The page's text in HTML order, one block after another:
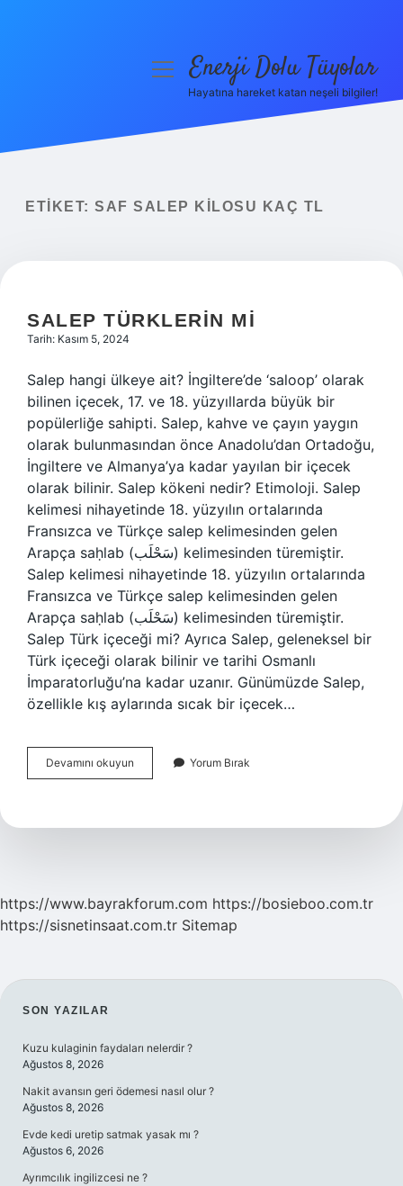
Yasal Uyarı
menüyüEnerji Dolu Tüyolar
Hayatına hareket katan neşeli bilgiler!
ETIKET: SAF SALEP KILOSU KAÇ TL
SALEP TÜRKLERIN MI
Tarih: Kasım 5, 2024
Salep hangi ülkeye ait? İngiltere’de ‘saloop’ olarak
bilinen içecek, 17. ve 18. yüzyıllarda büyük bir
popülerliğe sahipti. Salep, kahve ve çayın yaygın
olarak bulunmasından önce Anadolu’dan Ortadoğu,
İngiltere ve Almanya’ya kadar yayılan bir içecek
olarak bilinir. Salep kökeni nedir? Etimoloji. Salep
kelimesi nihayetinde 18. yüzyılın ortalarında
Fransızca ve Türkçe salep kelimesinden gelen
Arapça saḥlab (سَحْلَب) kelimesinden türemiştir.
Salep kelimesi nihayetinde 18. yüzyılın ortalarında
Fransızca ve Türkçe salep kelimesinden gelen
Arapça saḥlab (سَحْلَب) kelimesinden türemiştir.
Salep Türk içeceği mi? Ayrıca Salep, geleneksel bir
Türk içeceği olarak bilinir ve tarihi Osmanlı
İmparatorluğu’na kadar uzanır. Günümüzde Salep,
özellikle kış aylarında sıcak bir içecek…
Devamını okuyun
Türklerin
Yorum Bırak
https://www.bayrakforum.com https://bosieboo.com.tr
https://sisnetinsaat.com.tr Sitemap
SIDEBAR
SON YAZILAR
Kuzu kulaginin faydaları nelerdir ?
Ağustos 8, 2026
Nakit avansın geri ödemesi nasıl olur ?
Ağustos 8, 2026
Evde kedi uretip satmak yasak mı ?
Ağustos 6, 2026
Ayrımcılık ingilizcesi ne ?